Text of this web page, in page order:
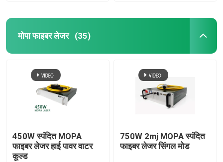
मोपा फाइबर लेजर (35)
450W स्पंदित MOPA
फाइबर लेजर हाई पावर वाटर
कूल्ड
750W 2mj MOPA स्पंदित
फाइबर लेजर सिंगल मोड